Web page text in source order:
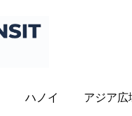
ハノイ アジア広